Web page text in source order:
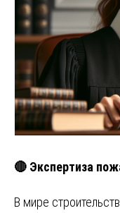
🔴 Экспертиза
В мире